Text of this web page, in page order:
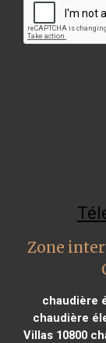
Zone
chaudière
chaudière
Villas 10800